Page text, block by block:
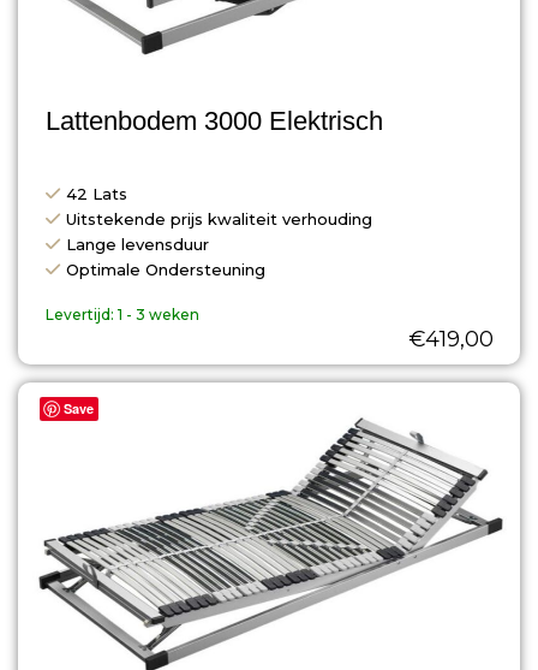
Lattenbodem 3000 Elektrisch
42 Lats
Uitstekende prijs kwaliteit verhouding
Lange levensduur
Optimale Ondersteuning
€419,00
Levertijd: 1 - 3 weken
Save